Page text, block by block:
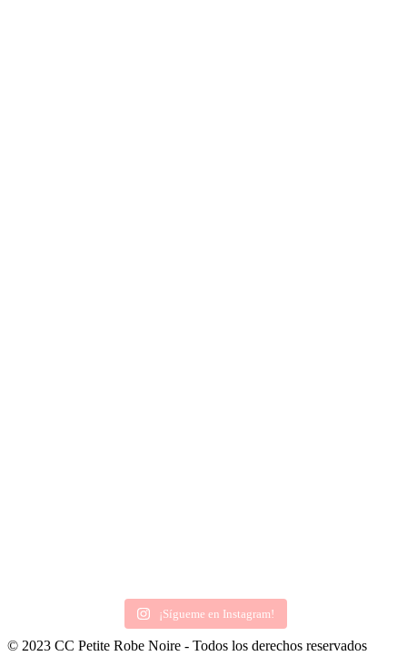
¡Sígueme en Instagram!
© 2023 CC Petite Robe Noire - Todos los derechos reservados